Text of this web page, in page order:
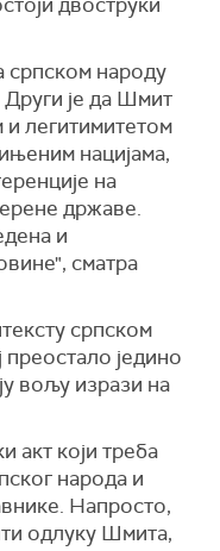
српском народу
Други је да Шмит
легитимитетом
нацијама,
на
државе.
и
сматра
српском
једино
вољу изрази на
акт који треба
народа и
Напросто,
одлуку Шмита,